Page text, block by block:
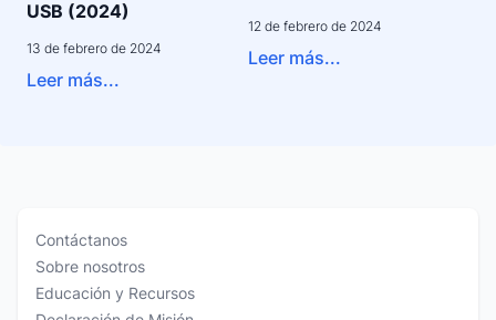
USB (2024)
13 de febrero de 2024
Leer más...
12 de febrero de 2024
Leer más...
Contáctanos
Sobre nosotros
Educación y Recursos